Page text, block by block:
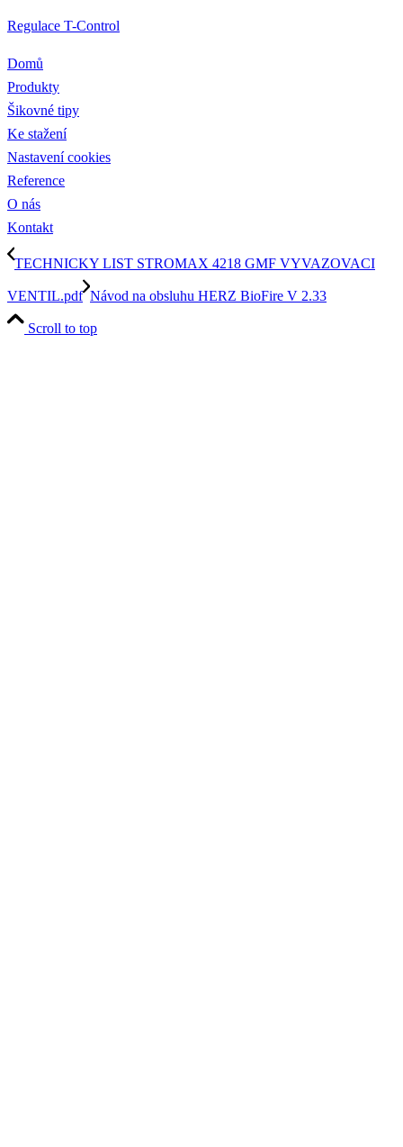
Regulace T-Control
Domů
Produkty
Šikovné tipy
Ke stažení
Nastavení cookies
Reference
O nás
Kontakt
TECHNICKY LIST STROMAX 4218 GMF VYVAZOVACI
VENTIL.pdf Návod na obsluhu HERZ BioFire V 2.33
Scroll to top